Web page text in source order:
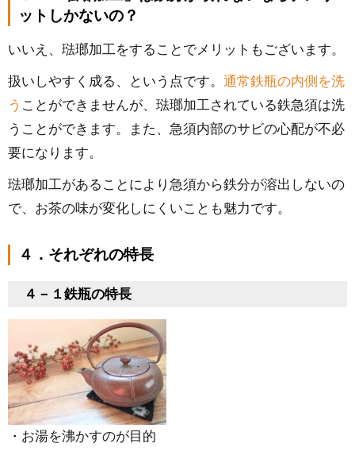
ットしかないの？
いいえ、琺瑯加工をすることでメリットもございます。
扱いしやすく成る、という点です。 通常鉄瓶の内側を洗
う ことができませんが、琺瑯加工されている鉄急須は洗
うことができます。また、急須内部のサビの心配が不必
要になります。
琺瑯加工があることにより急須から鉄分が溶出しないの
で、お茶の味が変化しにくいことも魅力です。
４．それぞれの特長
４－１鉄瓶の特長
・お湯を沸かすのが目的